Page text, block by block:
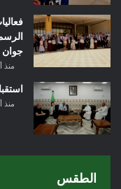
جوان 2026
منذ
منذ
الطقس